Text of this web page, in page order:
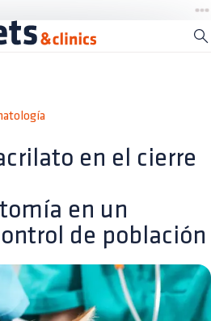
en el cierre
en un
de población